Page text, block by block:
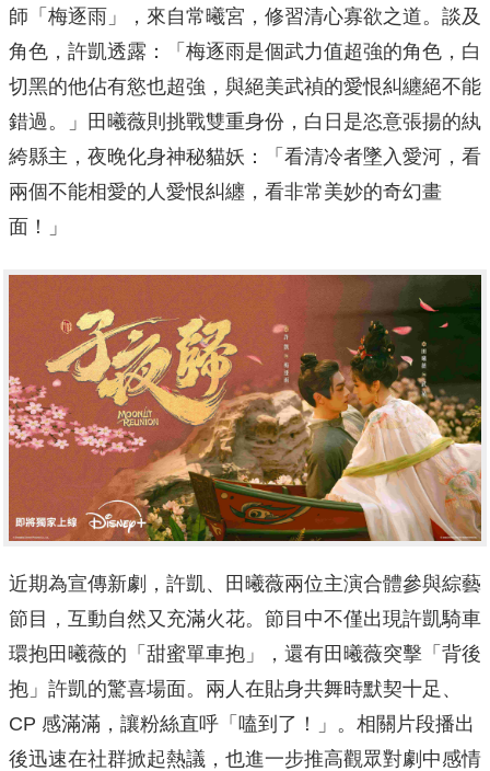
師「梅逐雨」，來自常曦宮，修習清心寡欲之道。談及
角色，許凱透露：「梅逐雨是個武力值超強的角色，白
切黑的他佔有慾也超強，與絕美武禎的愛恨糾纏絕不能
錯過。」田曦薇則挑戰雙重身份，白日是恣意張揚的紈
絝縣主，夜晚化身神秘貓妖：「看清冷者墜入愛河，看
兩個不能相愛的人愛恨糾纏，看非常美妙的奇幻畫
面！」
近期為宣傳新劇，許凱、田曦薇兩位主演合體參與綜藝
節目，互動自然又充滿火花。節目中不僅出現許凱騎車
環抱田曦薇的「甜蜜單車抱」，還有田曦薇突擊「背後
抱」許凱的驚喜場面。兩人在貼身共舞時默契十足、
CP 感滿滿，讓粉絲直呼「嗑到了！」。相關片段播出
後迅速在社群掀起熱議，也進一步推高觀眾對劇中感情